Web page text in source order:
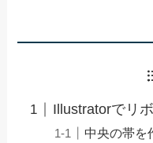
Illustratorでリ
中央の帯を